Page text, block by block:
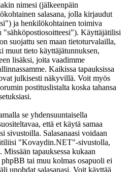
nimesi (jälkeenpäin
salasana, jolla kirjaudut
ja henkilökohtainen toimiva
"sähköpostiosoitteesi"). Käyttäjätilisi
suojattu sen maan tietoturvalailla,
muut tieto käyttäjätunnuksen,
lisäksi, joita vaadimme
Kaikissa tapauksissa
julkisesti näkyvillä. Voit myös
postituslistalta koska tahansa
se yhdensuuntaisella
että et käytä samaa
sivustoilla. Salasanaasi voidaan
"Kovaydin.NET"-sivustolla,
tapauksessa kukaan
tai muu kolmas osapuoli ei
unohdat salasanasi. Voit käyttää